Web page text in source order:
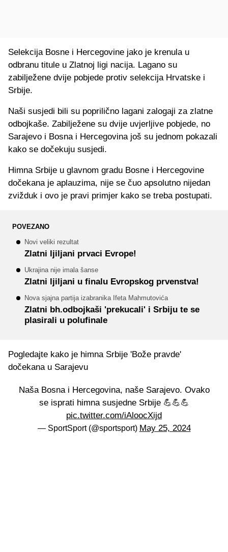
Selekcija Bosne i Hercegovine jako je krenula u
odbranu titule u Zlatnoj ligi nacija. Lagano su
zabilježene dvije pobjede protiv selekcija Hrvatske i
Srbije.
Naši susjedi bili su poprilično lagani zalogaji za zlatne
odbojkaše. Zabilježene su dvije uvjerljive pobjede, no
Sarajevo i Bosna i Hercegovina još su jednom pokazali
kako se dočekuju susjedi.
Himna Srbije u glavnom gradu Bosne i Hercegovine
dočekana je aplauzima, nije se čuo apsolutno nijedan
zvižduk i ovo je pravi primjer kako se treba postupati.
POVEZANO
Novi veliki rezultat
Zlatni ljiljani prvaci Evrope!
Ukrajina nije imala šanse
Zlatni ljiljani u finalu Evropskog prvenstva!
Nova sjajna partija izabranika Ifeta Mahmutovića
Zlatni bh.odbojkaši 'prekucali' i Srbiju te se
plasirali u polufinale
Pogledajte kako je himna Srbije 'Bože pravde'
dočekana u Sarajevu
Naša Bosna i Hercegovina, naše Sarajevo. Ovako
se isprati himna susjedne Srbije 💪💪💪
pic.twitter.com/iAloocXijd
— SportSport (@sportsport) May 25, 2024